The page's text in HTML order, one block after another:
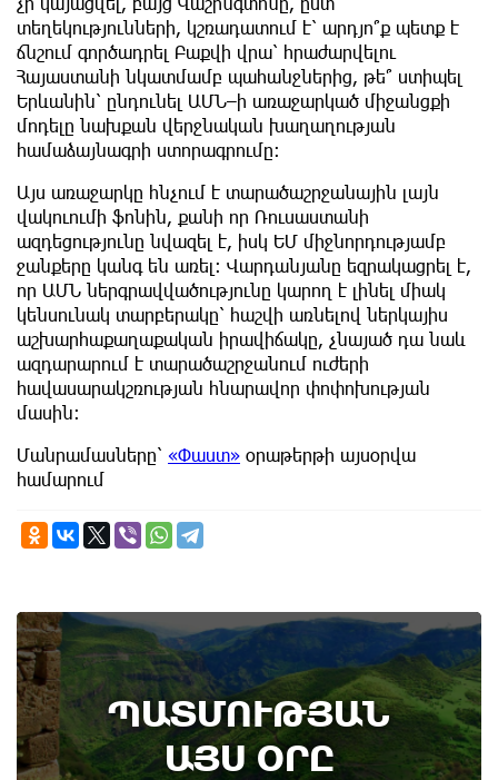
տեղեկությունների, կշռադատում է՝ արդյո՞ք պետք է
ճնշում գործադրել Բաքվի վրա՝ հրաժարվելու
Հայաստանի նկատմամբ պահանջներից, թե՞ ստիպել
Երևանին՝ ընդունել ԱՄՆ–ի առաջարկած միջանցքի
մոդելը նախքան վերջնական խաղաղության
համաձայնագրի ստորագրումը։
Այս առաջարկը հնչում է տարածաշրջանային լայն
վակուումի ֆոնին, քանի որ Ռուսաստանի
ազդեցությունը նվազել է, իսկ ԵՄ միջնորդությամբ
ջանքերը կանգ են առել։ Վարդանյանը եզրակացրել է,
որ ԱՄՆ ներգրավվածությունը կարող է լինել միակ
կենսունակ տարբերակը՝ հաշվի առնելով ներկայիս
աշխարհաքաղաքական իրավիճակը, չնայած դա նաև
ազդարարում է տարածաշրջանում ուժերի
հավասարակշռության հնարավոր փոփոխության
մասին։
Մանրամասները՝ «Փաստ» օրաթերթի այսօրվա
համարում
ՊԱՏՄՈՒԹՅԱՆ
ԱՅՍ ՕՐԸ